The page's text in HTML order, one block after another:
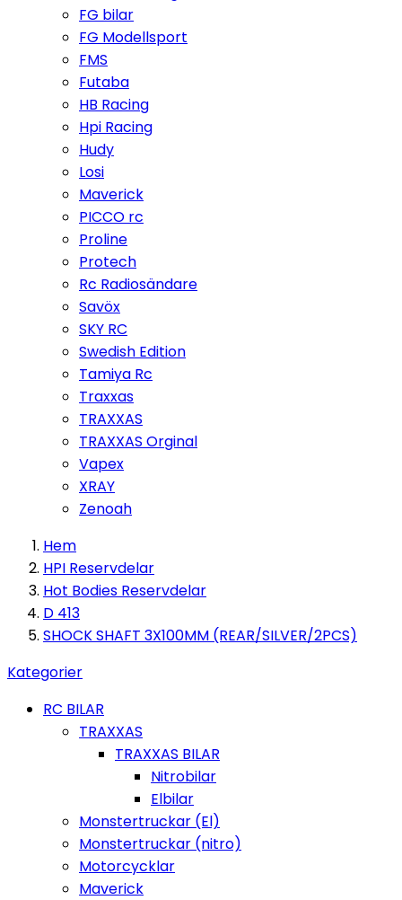
FG bilar
FG Modellsport
FMS
Futaba
HB Racing
Hpi Racing
Hudy
Losi
Maverick
PICCO rc
Proline
Protech
Rc Radiosändare
Savöx
SKY RC
Swedish Edition
Tamiya Rc
Traxxas
TRAXXAS
TRAXXAS Orginal
Vapex
XRAY
Zenoah
Hem
HPI Reservdelar
Hot Bodies Reservdelar
D 413
SHOCK SHAFT 3X100MM (REAR/SILVER/2PCS)
Kategorier
RC BILAR
TRAXXAS
TRAXXAS BILAR
Nitrobilar
Elbilar
Monstertruckar (El)
Monstertruckar (nitro)
Motorcycklar
Maverick